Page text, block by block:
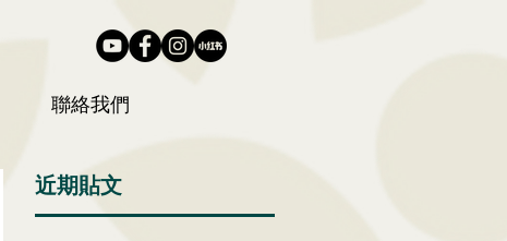
聯絡我們
近期貼文